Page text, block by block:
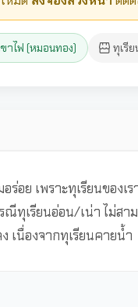
าไฟ (หมอนทอง) ทุเรี
ย เพราะทุเรียนของ
กรณีทุเรียนอ่อน/เน่
นื่องจากทุเรียนคายน้ำ